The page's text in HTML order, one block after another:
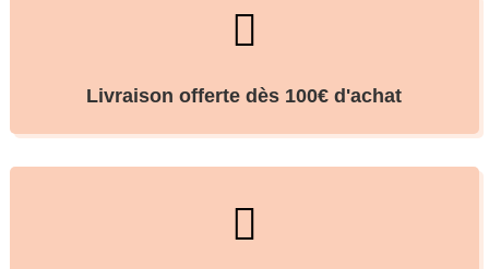

Livraison offerte dès 100€ d'achat
